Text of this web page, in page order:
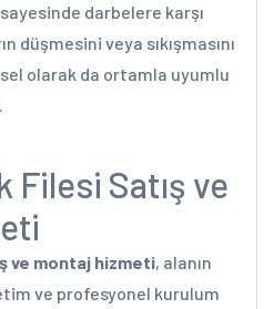
darbelere karşı
düşmesini veya sıkışmasını
olarak da ortamla uyumlu
Filesi Satış ve
ve montaj hizmeti, alanın
ve profesyonel kurulum